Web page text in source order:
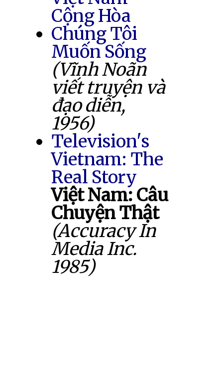
Cộng Hòa
Chúng Tôi
Muốn Sống
(Vĩnh Noãn
viết truyện và
đạo diễn,
1956)
Television's
Vietnam: The
Real Story
Việt Nam: Câu
Chuyện Thật
(Accuracy In
Media Inc.
1985)